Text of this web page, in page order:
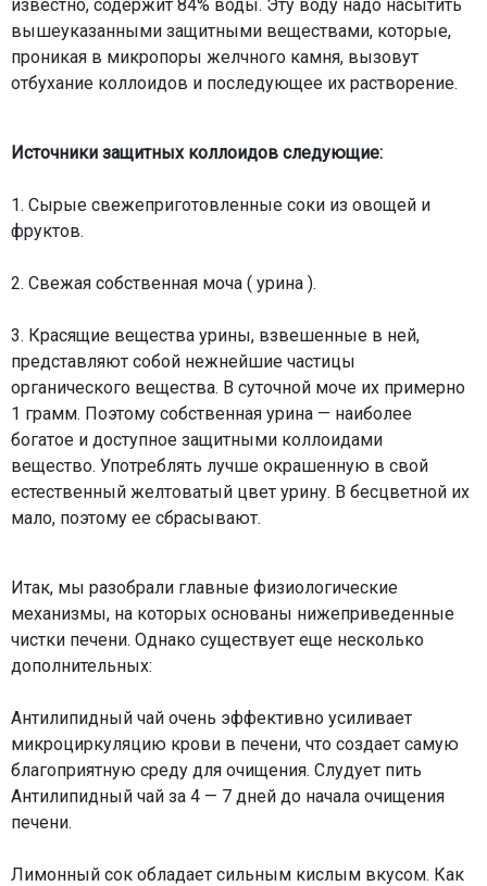
известно, содержит 84% воды. Эту воду надо насытить
вышеуказанными защитными веществами, которые,
проникая в микропоры желчного камня, вызовут
отбухание коллоидов и последующее их растворение.
Источники защитных коллоидов следующие:
1. Сырые свежеприготовленные соки из овощей и
фруктов.
2. Свежая собственная моча ( урина ).
3. Красящие вещества урины, взвешенные в ней,
представляют собой нежнейшие частицы
органического вещества. В суточной моче их примерно
1 грамм. Поэтому собственная урина — наиболее
богатое и доступное защитными коллоидами
вещество. Употреблять лучше окрашенную в свой
естественный желтоватый цвет урину. В бесцветной их
мало, поэтому ее сбрасывают.
Итак, мы разобрали главные физиологические
механизмы, на которых основаны нижеприведенные
чистки печени. Однако существует еще несколько
дополнительных:
Антилипидный чай очень эффективно усиливает
микроциркуляцию крови в печени, что создает самую
благоприятную среду для очищения. Слудует пить
Антилипидный чай за 4 — 7 дней до начала очищения
печени.
Лимонный сок обладает сильным кислым вкусом. Как